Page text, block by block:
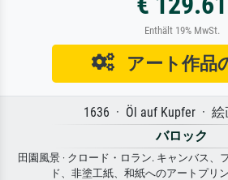
Enthält 19% MwSt.
アート作品
1636 · Öl auf Kupfer · 絵
バロック
田園風景 · クロード・ロラン. キャンバス、
ド、非塗工紙、和紙へのアートプリ